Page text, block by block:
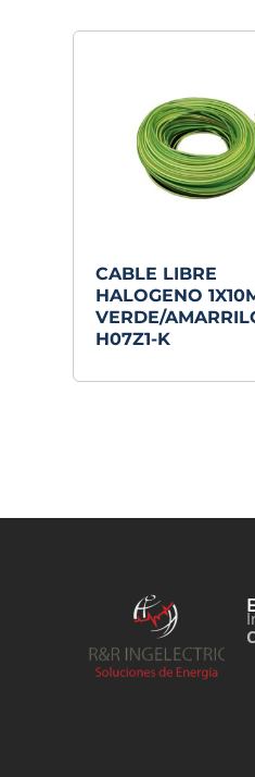
CABLE LIBRE
HALOGENO
VERDE/
H07Z1-K